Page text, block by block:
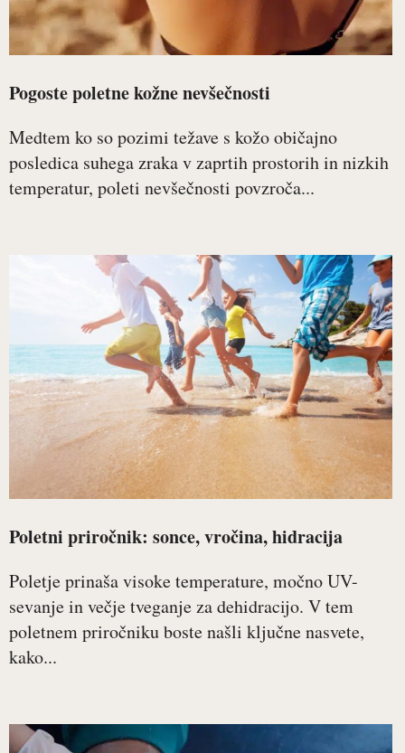
Pogoste poletne kožne nevšečnosti
Medtem ko so pozimi težave s kožo običajno
posledica suhega zraka v zaprtih prostorih in nizkih
temperatur, poleti nevšečnosti povzroča...
Poletni priročnik: sonce, vročina, hidracija
Poletje prinaša visoke temperature, močno UV-
sevanje in večje tveganje za dehidracijo. V tem
poletnem priročniku boste našli ključne nasvete,
kako...